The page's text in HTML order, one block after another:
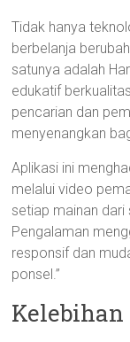
Tidak hanya
berbelanja
satunya adalah
edukatif
pencarian dan
menyenangkan
Aplikasi ini
melalui video
setiap mainan dari
Pengalaman
responsif dan
ponsel.”